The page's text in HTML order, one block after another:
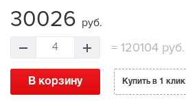
30026 руб.
4 = 120104 руб.
В корзину Купить в 1 клик